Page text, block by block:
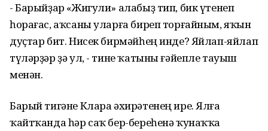
- Барыйҙар «Жигули» алабыҙ тип, бик үтенеп
һорағас, аҡсаны уларға биреп торғайным, яҡын
дуҫтар бит. Нисек бирмәйһең инде? Яйлап-яйлап
түләрҙәр ҙә ул, - тине ҡатыны ғәйепле тауыш
менән.
Барый тигәне Клара әхирәтенең ире. Ялға
ҡайтҡанда һәр саҡ бер-береһенә ҡунаҡҡа